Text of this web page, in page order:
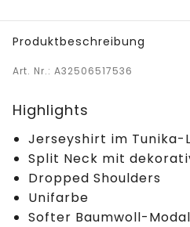
Produktbeschreibung
Art. Nr.: A32506517536
Highlights
Jerseyshirt im Tunika-
Split Neck mit
Dropped Shoulders
Unifarbe
Softer Baumwoll-